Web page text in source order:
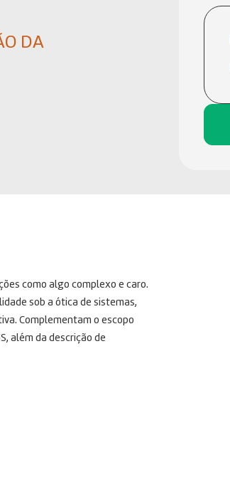
DA
como algo complexo e caro.
sob a ótica de sistemas,
Complementam o escopo
além da descrição de